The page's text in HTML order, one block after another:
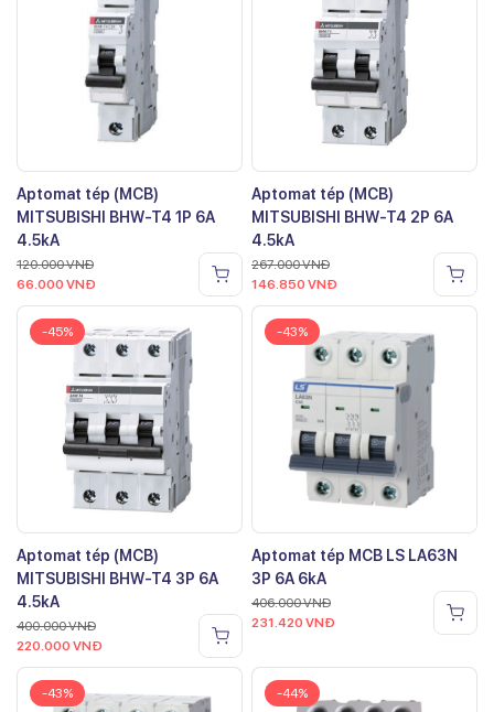
Aptomat tép (MCB)
MITSUBISHI BHW-T4 1P 6A
4.5kA
120.000VNĐ
66.000 VNĐ
Aptomat tép (MCB)
MITSUBISHI BHW-T4 2P 6A
4.5kA
267.000VNĐ
146.850 VNĐ
-45%
Aptomat tép (MCB)
MITSUBISHI BHW-T4 3P 6A
4.5kA
400.000VNĐ
220.000 VNĐ
-43%
Aptomat tép MCB LS LA63N
3P 6A 6kA
406.000VNĐ
231.420 VNĐ
-43% -44%